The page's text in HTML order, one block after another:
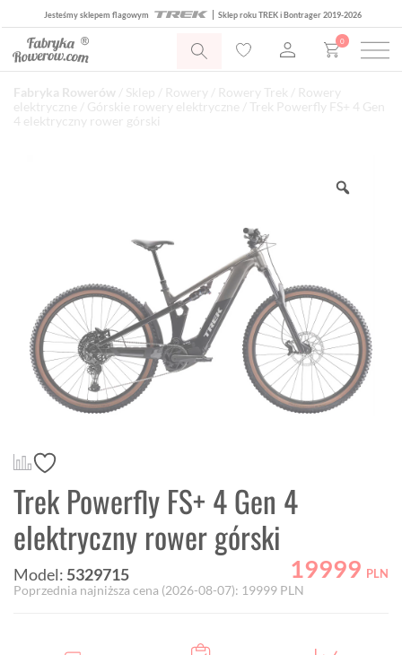
Jesteśmy sklepem flagowym Sklep roku TREK i Bontrager 2019-2026
0
Fabryka Rowerów Sklep Rowery Rowery Trek
Rowery
elektryczne
Górskie rowery elektryczne / Trek Powerfly FS+ 4 Gen
4 elektryczny rower górski
Trek Powerfly FS+ 4 Gen 4
elektryczny rower górski
Model: 5329715 19999 PLN
Poprzednia najniższa cena (2026-08-07): 19999 PLN